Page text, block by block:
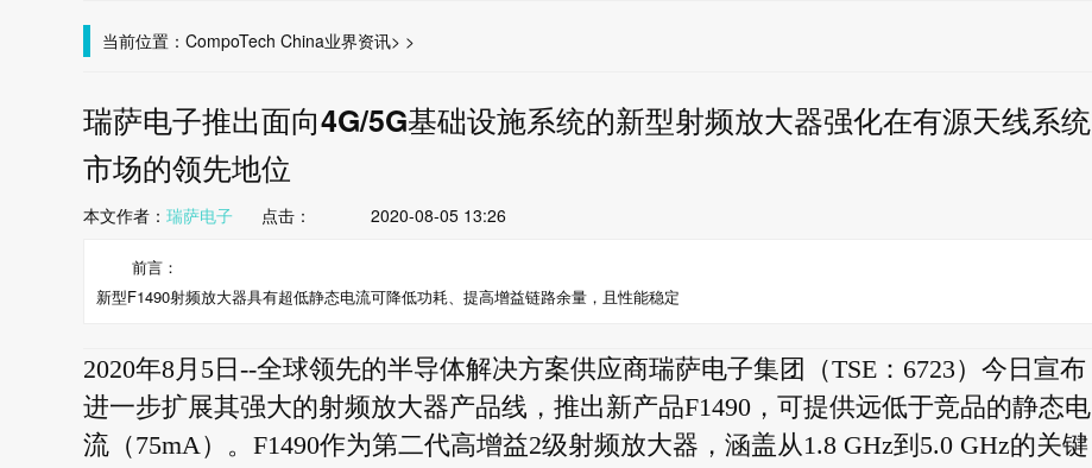
大数据/云
当前位置： CompoTech China >
业界资讯 >
瑞萨电子推出面向4G/5G基础设施系统的新型射频放大器强化在有源天线系统
市场的领先地位
本文作者： 瑞萨电子点击： 2020-08-05 13:26
前言：
新型F1490射频放大器具有超低静态电流可降低功耗、提高增益链路余量，且性能稳定
2020年8月5日--全球领先的半导体解决方案供应商瑞萨电子集团（TSE：6723）今日宣布
进一步扩展其强大的射频放大器产品线，推出新产品F1490，可提供远低于竞品的静态电
流（75mA）。F1490作为第二代高增益2级射频放大器，涵盖从1.8 GHz到5.0 GHz的关键